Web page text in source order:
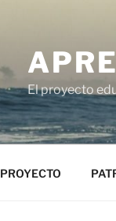
El proyecto
PROYECTO